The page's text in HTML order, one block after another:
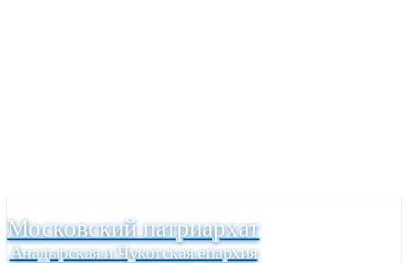
Московский патриархат
Анадырская и Чукотская епархия